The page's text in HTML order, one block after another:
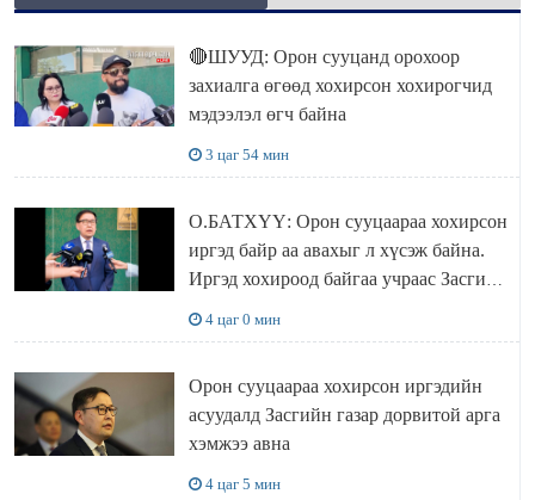
🔴ШУУД: Орон сууцанд орохоор
захиалга өгөөд хохирсон хохирогчид
мэдээлэл өгч байна
3 цаг 54 мин
О.БАТХҮҮ: Орон сууцаараа хохирсон
иргэд байр аа авахыг л хүсэж байна.
Иргэд хохироод байгаа учраас Засгийн
4 цаг 0 мин
Орон сууцаараа хохирсон иргэдийн
асуудалд Засгийн газар дорвитой арга
хэмжээ авна
4 цаг 5 мин